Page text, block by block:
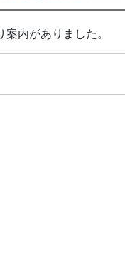
内がありました。